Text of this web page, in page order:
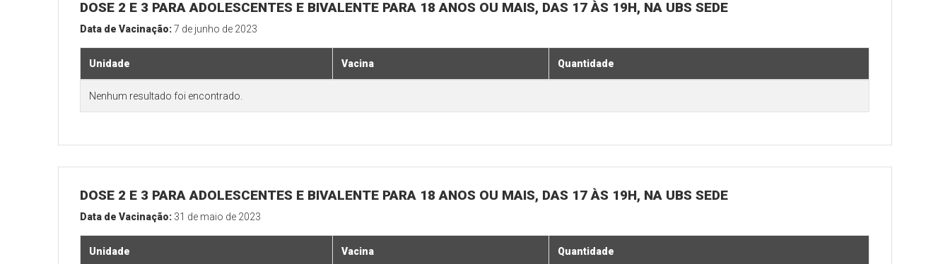
DOSE 2 E 3 PARA ADOLESCENTES E BIVALENTE PARA 18 ANOS OU MAIS, DAS 17 ÀS 19H, NA UBS SEDE
Data de Vacinação:7 de junho de 2023
Unidade Vacina Quantidade
Nenhum resultado foi encontrado.
DOSE 2 E 3 PARA ADOLESCENTES E BIVALENTE PARA 18 ANOS OU MAIS, DAS 17 ÀS 19H, NA UBS SEDE
Data de Vacinação: 31 de maio de 2023
Unidade Vacina Quantidade